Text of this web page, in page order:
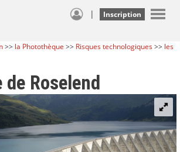
| Inscription
>> la Photothèque >> Risques technologiques>> les
Roselend